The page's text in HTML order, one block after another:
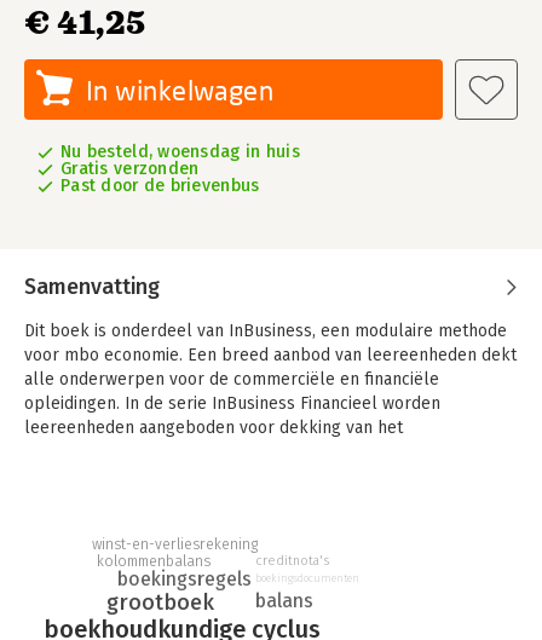
€ 41,25
In winkelwagen
Nu besteld, woensdag in huis
Gratis verzonden
Past door de brievenbus
Samenvatting
Dit boek is onderdeel van InBusiness, een modulaire methode
voor mbo economie. Een breed aanbod van leereenheden dekt
alle onderwerpen voor de commerciële en financiële
opleidingen. In de serie InBusiness Financieel worden
leereenheden aangeboden voor dekking van het
boekhoudkundige cyclus behandelen. Centraal staat het leren
van de boekingsregels, maar ook geld onderweg,
subadministraties, dagboeken en collectieve journaalposten
komen aan bod.
boekhoudkundige cyclus
grootboek
boekingsregels
balans
kolommenbalans
winst-en-verliesrekening
creditnota's
boekingsdocumenten